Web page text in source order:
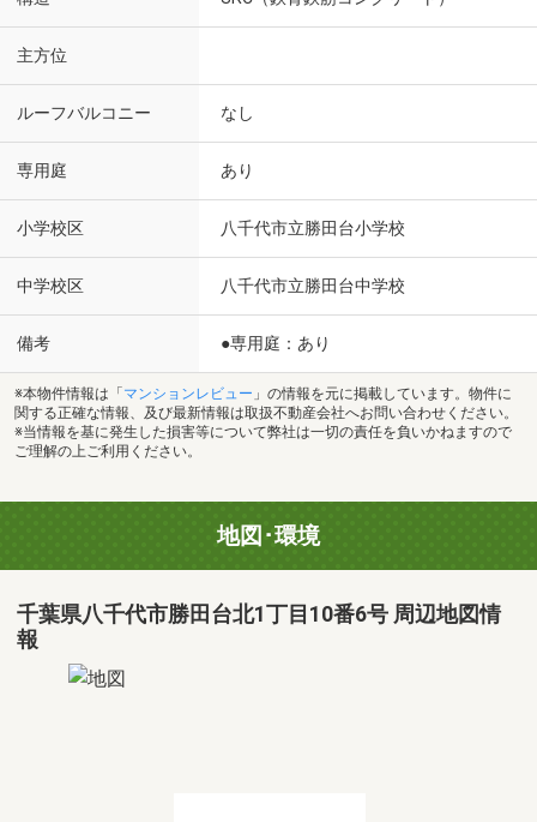
主方位
ルーフバルコニー なし
専用庭 あり
小学校区 八千代市立勝田台小学校
中学校区 八千代市立勝田台中学校
備考 ●専用庭：あり
※本物件情報は「 マンションレビュー 」の情報を元に掲載しています。物件に
関する正確な情報、及び最新情報は取扱不動産会社へお問い合わせください。
※当情報を基に発生した損害等について弊社は一切の責任を負いかねますので
ご理解の上ご利用ください。
地図･環境
千葉県八千代市勝田台北1丁目10番6号 周辺地図情
報